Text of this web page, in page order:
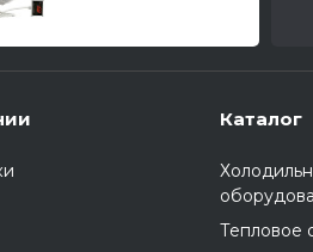
Каталог
Тепловое